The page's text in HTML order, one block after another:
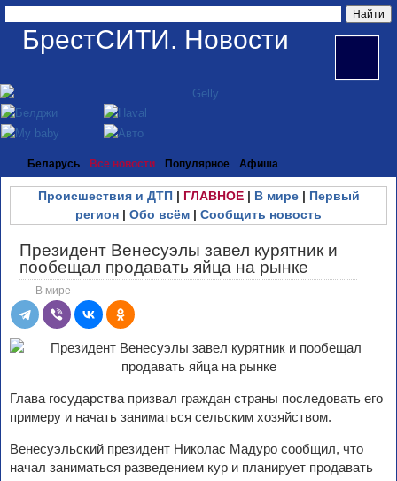
БрестСИТИ. Новости
Беларусь Все новости Популярное Афиша
Происшествия и ДТП| ГЛАВНОЕ| В мире| Первый
регион | Обо всём | Сообщить новость
Президент Венесуэлы завел курятник и
пообещал продавать яйца на рынке
В мире
Глава государства призвал граждан страны последовать его
примеру и начать заниматься сельским хозяйством.
Венесуэльский президент Николас Мадуро сообщил, что
начал заниматься разведением кур и планирует продавать